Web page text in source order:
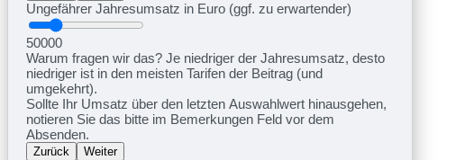
Ungefährer Jahresumsatz in Euro (ggf. zu erwartender)
50000
Warum fragen wir das? Je niedriger der Jahresumsatz, desto
niedriger ist in den meisten Tarifen der Beitrag (und
umgekehrt).
Sollte Ihr Umsatz über den letzten Auswahlwert hinausgehen,
notieren Sie das bitte im Bemerkungen Feld vor dem
Absenden.
Zurück Weiter